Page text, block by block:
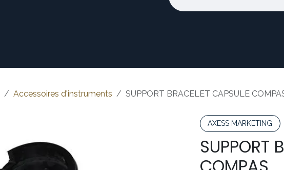
Accessoires d'instruments SUPPORT BRACELET CAPSULE
AXESS MARKETING
SUPPORT